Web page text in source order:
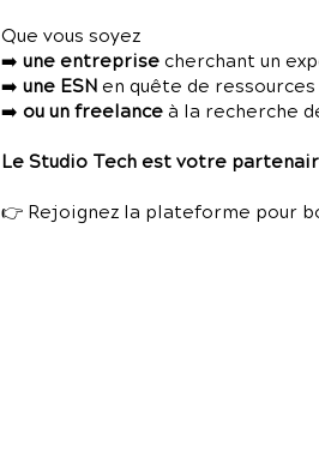
Que vous soyez
➡️ une entreprise cherchant un
➡️ une ESN en quête de
➡️ ou un freelanceà la recherche
Le Studio Tech est votre
👉 Rejoignez la plateforme pour